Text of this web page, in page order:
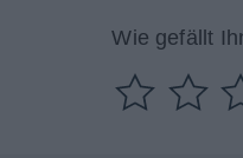
Wie gefällt